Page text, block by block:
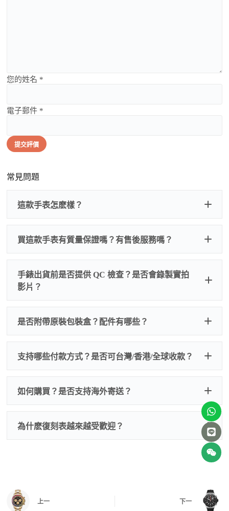
您的姓名 *
電子郵件 *
提交評價
常見問題
這款手表怎麽樣？
買這款手表有質量保證嗎？有售後服務嗎？
為事故，免費維修三年
人為事故我們只收更換配件
手錶出貨前是否提供 QC 檢查？是否會錄製實拍
影片？
質檢查
度、錶帶等部位是否完好無瑕、貼合緊密。
檢查走時是否穩定、日差是否正常，加大搖動後
是否有異音，再根據款式進行上弦與功能測試。
測試日期調校、計時按鍵、GMT 指針、夜光等所
給您確認，確定沒有問題後才會安排出貨。
是否附帶原裝包裝盒？配件有哪些？
我們默認會提供普通盒子，如果需要原裝盒子可
以找我們搭配，選擇原裝盒子附屬配件：原裝盒
如是鋼帶手錶會贈送拆錶帶工具。
注：部分原裝盒子需要加錢購買，價格也不貴。
支持哪些付款方式？是否可台灣/香港/全球收款？
交易方式
如何購買？是否支持海外寄送？
為什麽復刻表越來越受歡迎？
：以原裝價格的十分之一即可享受相
同外觀與佩戴質感。
上一 下一